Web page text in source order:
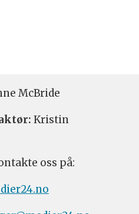
McBride
Kristin
oss på: